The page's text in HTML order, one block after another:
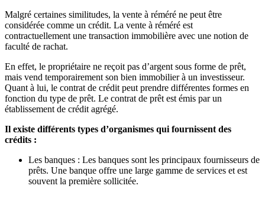
Malgré certaines similitudes, la vente à réméré ne peut être
considérée comme un crédit. La vente à réméré est
contractuellement une transaction immobilière avec une notion de
faculté de rachat.
En effet, le propriétaire ne reçoit pas d’argent sous forme de prêt,
mais vend temporairement son bien immobilier à un investisseur.
Quant à lui, le contrat de crédit peut prendre différentes formes en
fonction du type de prêt. Le contrat de prêt est émis par un
établissement de crédit agrégé.
Il existe différents types d’organismes qui fournissent des
crédits :
Les banques : Les banques sont les principaux fournisseurs de
prêts. Une banque offre une large gamme de services et est
souvent la première sollicitée.